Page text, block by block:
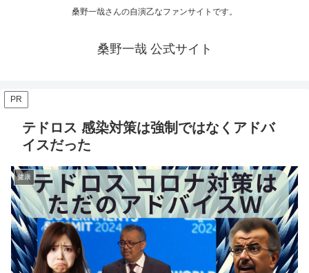
桑野一哉さんの自演乙なファンサイトです。
桑野一哉 公式サイト
PR
テドロス 感染対策は強制ではなくアドバ
イスだった
健康